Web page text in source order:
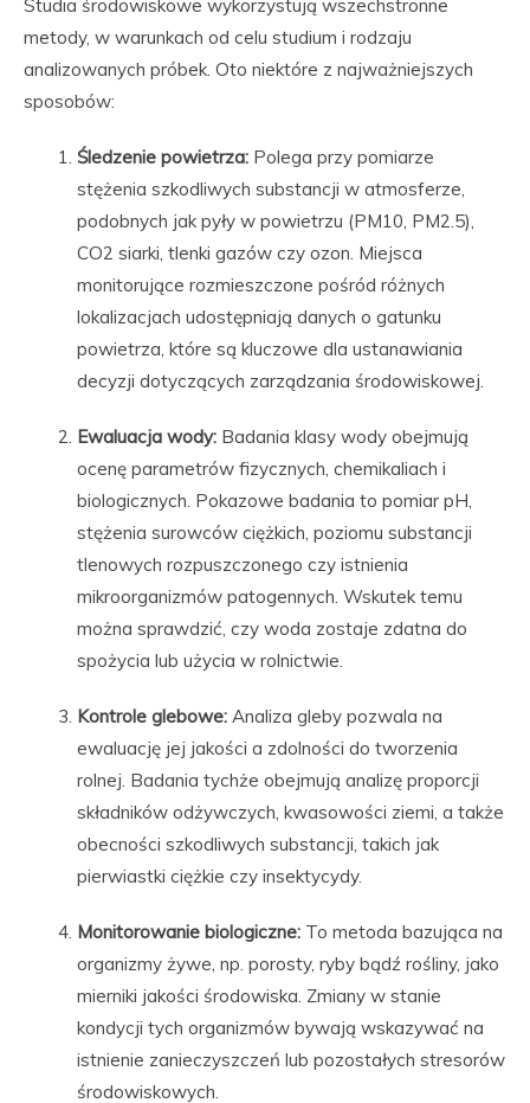
Studia środowiskowe wykorzystują wszechstronne
metody, w warunkach od celu studium i rodzaju
analizowanych próbek. Oto niektóre z najważniejszych
sposobów:
Śledzenie powietrza: Polega przy pomiarze
stężenia szkodliwych substancji w atmosferze,
podobnych jak pyły w powietrzu (PM10, PM2.5),
CO2 siarki, tlenki gazów czy ozon. Miejsca
monitorujące rozmieszczone pośród różnych
lokalizacjach udostępniają danych o gatunku
powietrza, które są kluczowe dla ustanawiania
decyzji dotyczących zarządzania środowiskowej.
Ewaluacja wody: Badania klasy wody obejmują
ocenę parametrów fizycznych, chemikaliach i
biologicznych. Pokazowe badania to pomiar pH,
stężenia surowców ciężkich, poziomu substancji
tlenowych rozpuszczonego czy istnienia
mikroorganizmów patogennych. Wskutek temu
można sprawdzić, czy woda zostaje zdatna do
spożycia lub użycia w rolnictwie.
Kontrole glebowe: Analiza gleby pozwala na
ewaluację jej jakości a zdolności do tworzenia
rolnej. Badania tychże obejmują analizę proporcji
składników odżywczych, kwasowości ziemi, a także
obecności szkodliwych substancji, takich jak
pierwiastki ciężkie czy insektycydy.
Monitorowanie biologiczne: To metoda bazująca na
organizmy żywe, np. porosty, ryby bądź rośliny, jako
mierniki jakości środowiska. Zmiany w stanie
kondycji tych organizmów bywają wskazywać na
istnienie zanieczyszczeń lub pozostałych stresorów
środowiskowych.